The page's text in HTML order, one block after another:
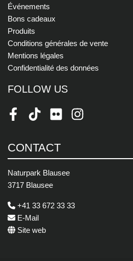
Événements
Bons cadeaux
Produits
Conditions générales de vente
Mentions légales
Confidentialité des données
FOLLOW US
FacebookTikTokFlickr Instagram
CONTACT
Naturpark Blausee
3717 Blausee
+41 33 672 33 33
E-Mail
Site web